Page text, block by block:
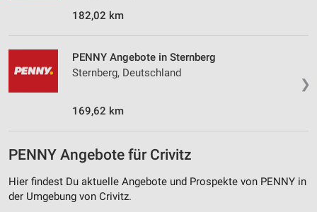
182,02 km
❯
PENNY Angebote in Sternberg
Sternberg, Deutschland
169,62 km
PENNY Angebote für Crivitz
Hier findest Du aktuelle Angebote und Prospekte von PENNY in
der Umgebung von Crivitz.